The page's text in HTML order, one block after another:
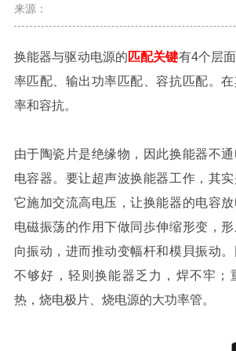
来源：
换能器与驱动电源的匹配关键有4个层
率匹配、输出功率匹配、容抗匹配。
率和容抗。
由于陶瓷片是绝缘物，因此换能器不
电容器。要让超声波换能器工作，其
它施加交流高电压，让换能器的电容
电磁振荡的作用下做同歩伸缩形变，
向振动，进而推动变幅杆和模貝振动
不够好，轻则换能器乏力，焊不牢；
热，烧电极片、烧电源的大功率管。